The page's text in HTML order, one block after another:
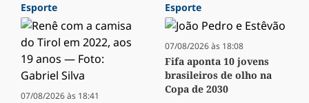
Esporte
07/08/2026 às 18:41
Esporte
07/08/2026 às 18:08
Fifa aponta 10 jovens
brasileiros de olho na
Copa de 2030